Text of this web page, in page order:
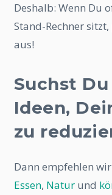
Deshalb: Wenn Du
Stand-Rechner sitzt,
aus!
Suchst
Ideen,
zu
Dann empfehlen
Essen, Naturund